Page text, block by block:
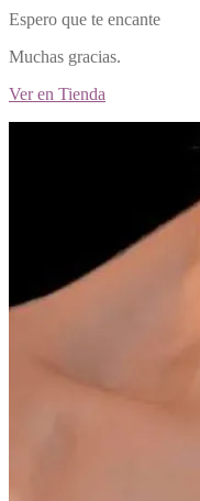
Espero que te encante
Muchas gracias.
Ver en Tienda